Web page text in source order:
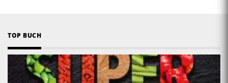
TOP BUCH